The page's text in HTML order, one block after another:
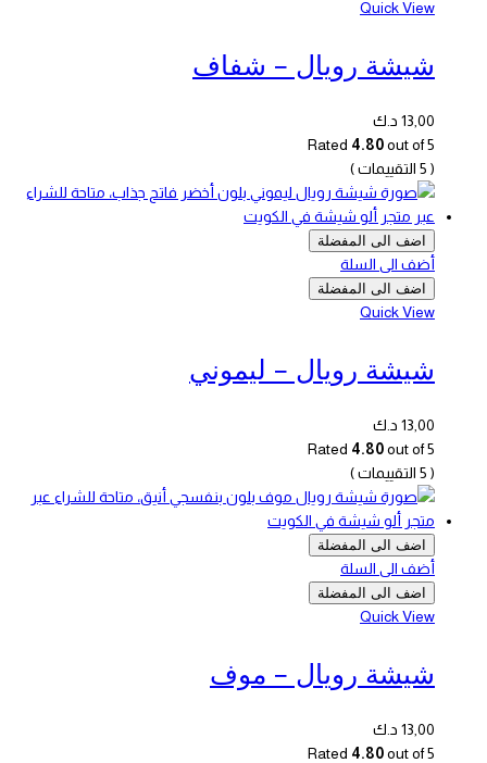
Quick View
شيشة رويال – شفاف
13,00 د.ك
Rated 4.80out of 5
( 5 التقييمات )
اضف الى المفضلة
أضف الى السلة
اضف الى المفضلة
Quick View
شيشة رويال – ليموني
13,00 د.ك
Rated 4.80out of 5
( 5 التقييمات )
اضف الى المفضلة
أضف الى السلة
اضف الى المفضلة
Quick View
شيشة رويال – موف
13,00 د.ك
Rated 4.80out of 5